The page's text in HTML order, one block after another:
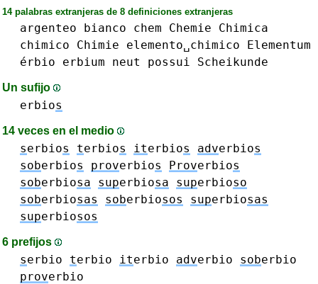
14 palabras extranjeras de 8 definiciones extranjeras
argenteo bianco chem Chemie
Chimica
chimico
Chimie elemento␣chimico
Elementum
érbio
erbium neut possui Scheikunde
Un sufijo
erbios
14 veces en el medio
serbios terbios iterbios adverbios
soberbios proverbios Proverbios
soberbiosa superbiosa superbioso
soberbiosas soberbiosos superbiosas
superbiosos
6 prefijos
serbio terbio iterbio adverbio soberbio
proverbio